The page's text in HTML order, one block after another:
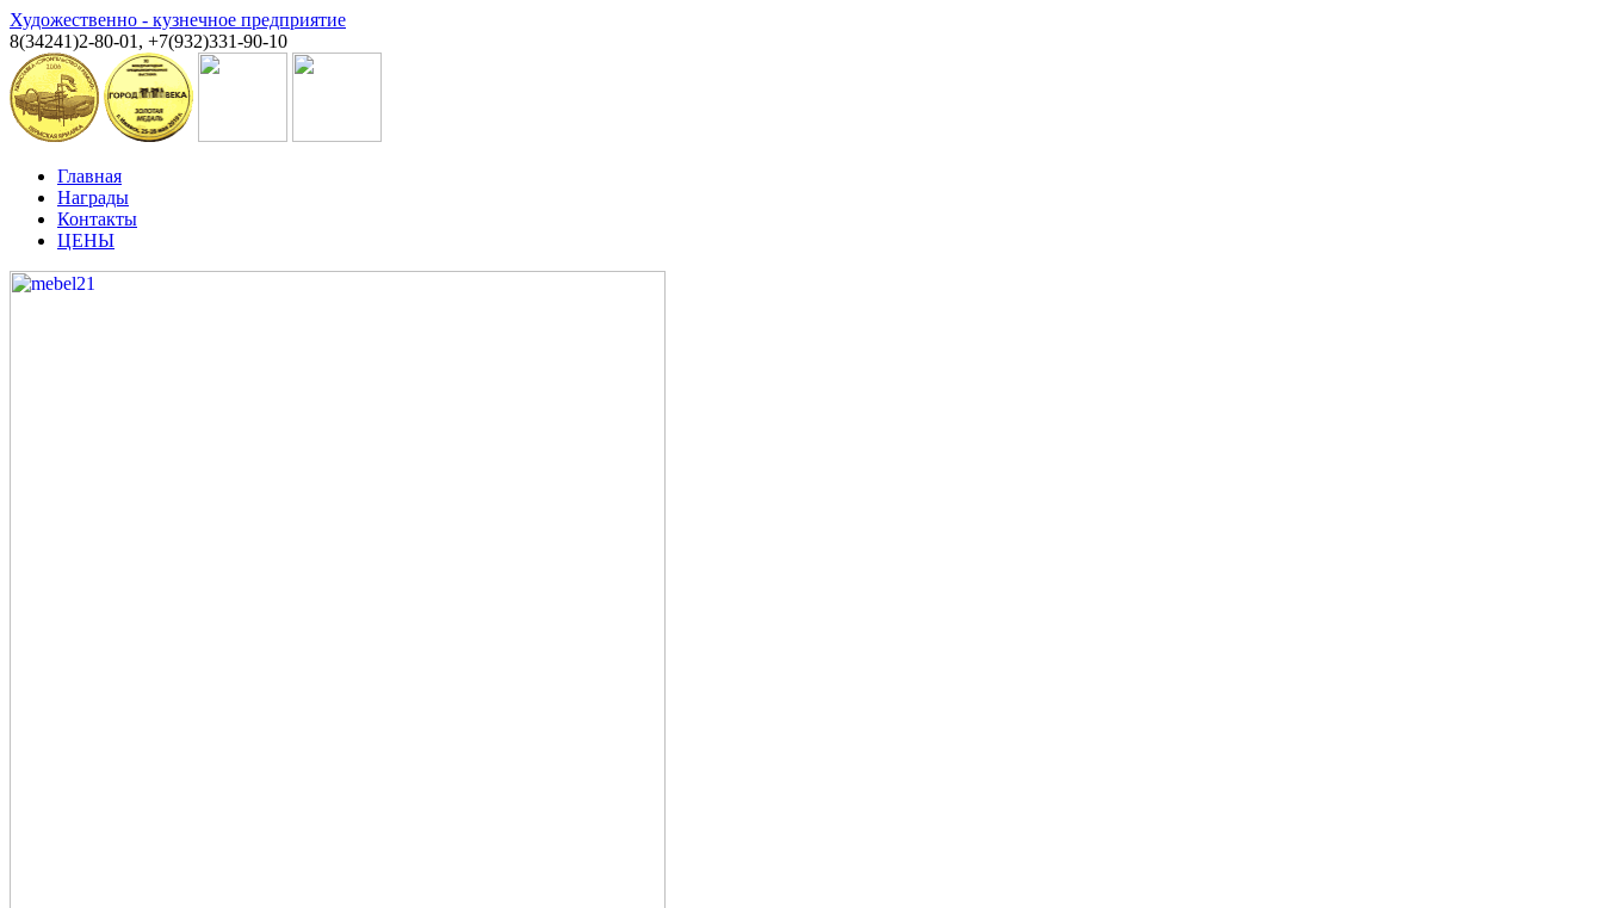
Художественно - кузнечное предприятие
8(34241)2-80-01, +7(932)331-90-10
Главная
Награды
Контакты
ЦЕНЫ